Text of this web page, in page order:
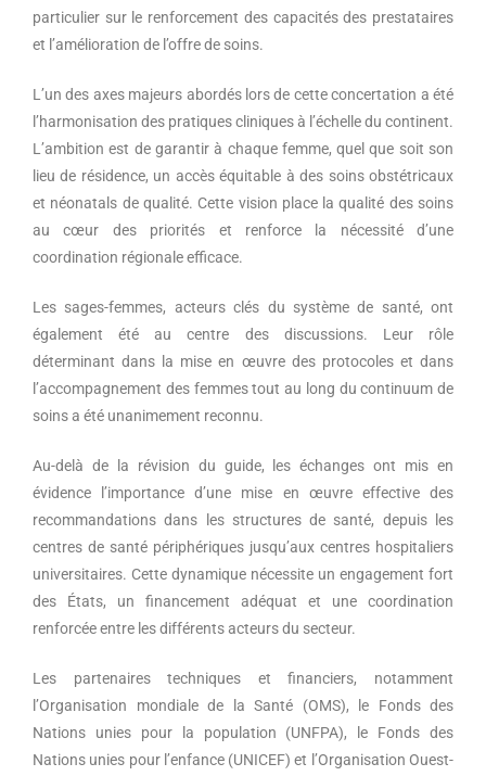
particulier sur le renforcement des capacités des prestataires
et l’amélioration de l’offre de soins.
L’un des axes majeurs abordés lors de cette concertation a été
l’harmonisation des pratiques cliniques à l’échelle du continent.
L’ambition est de garantir à chaque femme, quel que soit son
lieu de résidence, un accès équitable à des soins obstétricaux
et néonatals de qualité. Cette vision place la qualité des soins
au cœur des priorités et renforce la nécessité d’une
coordination régionale efficace.
Les sages-femmes, acteurs clés du système de santé, ont
également été au centre des discussions. Leur rôle
déterminant dans la mise en œuvre des protocoles et dans
l’accompagnement des femmes tout au long du continuum de
soins a été unanimement reconnu.
Au-delà de la révision du guide, les échanges ont mis en
évidence l’importance d’une mise en œuvre effective des
recommandations dans les structures de santé, depuis les
centres de santé périphériques jusqu’aux centres hospitaliers
universitaires. Cette dynamique nécessite un engagement fort
des États, un financement adéquat et une coordination
renforcée entre les différents acteurs du secteur.
Les partenaires techniques et financiers, notamment
l’Organisation mondiale de la Santé (OMS), le Fonds des
Nations unies pour la population (UNFPA), le Fonds des
Nations unies pour l’enfance (UNICEF) et l’Organisation Ouest-